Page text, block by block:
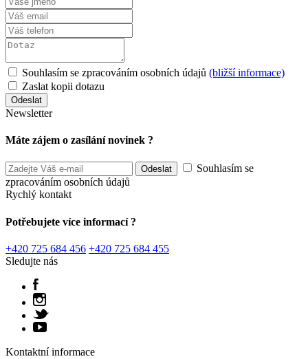
Souhlasím se zpracováním osobních údajů (bližší informace)
Zaslat kopii dotazu
Newsletter
Máte zájem o zasílání novinek ?
Souhlasím se
zpracováním osobních údajů
Rychlý kontakt
Potřebujete více informací ?
+420 725 684 456 +420 725 684 455
Sledujte nás
Kontaktní informace